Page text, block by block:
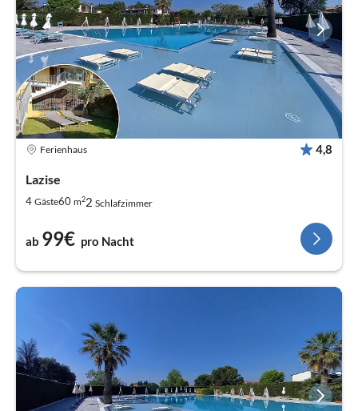
Ferienhaus 4,8
Lazise
4 Gäste60 m22 Schlafzimmer
ab 99€ pro Nacht